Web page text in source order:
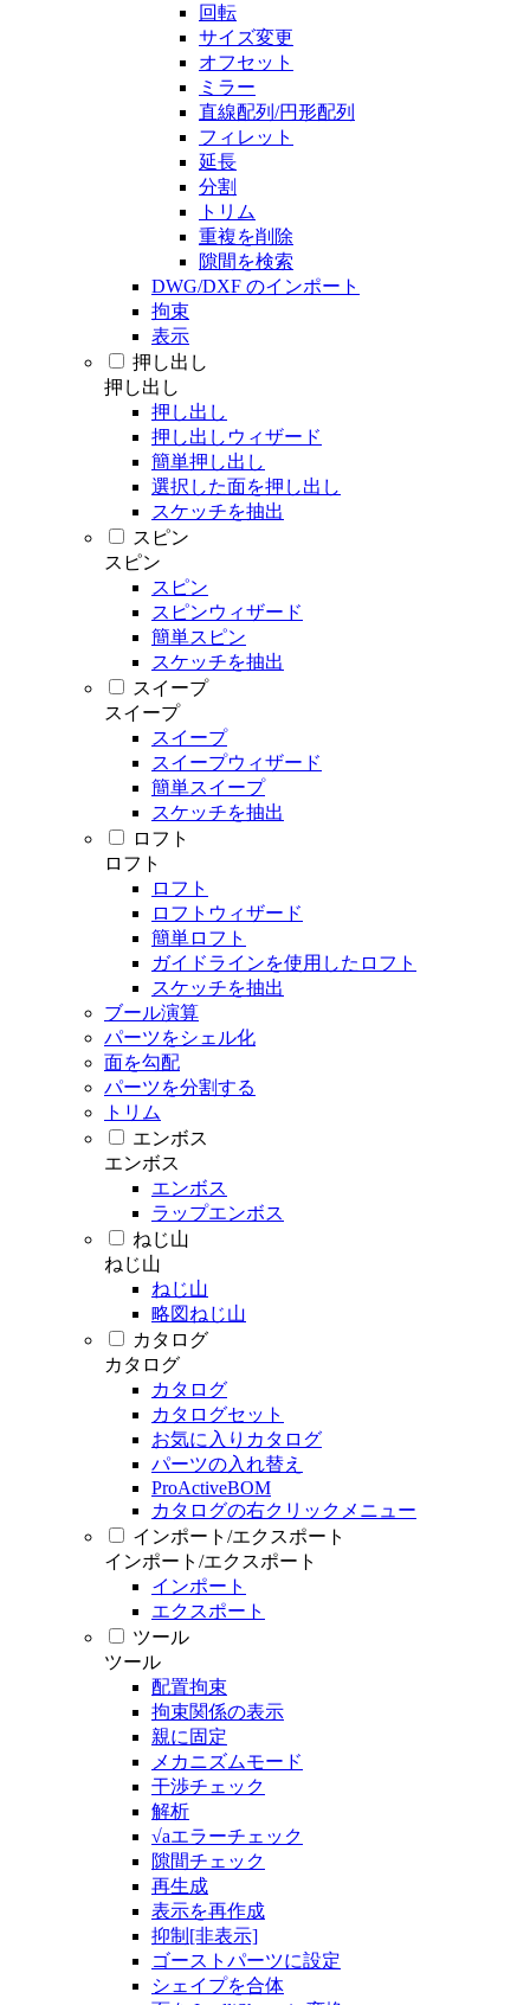
回転
サイズ変更
オフセット
ミラー
直線配列/円形配列
フィレット
延長
分割
トリム
重複を削除
隙間を検索
DWG/DXF のインポート
拘束
表示
押し出し
押し出し
押し出し
押し出しウィザード
簡単押し出し
選択した面を押し出し
スケッチを抽出
スピン
スピン
スピン
スピンウィザード
簡単スピン
スケッチを抽出
スイープ
スイープ
スイープ
スイープウィザード
簡単スイープ
スケッチを抽出
ロフト
ロフト
ロフト
ロフトウィザード
簡単ロフト
ガイドラインを使用したロフト
スケッチを抽出
ブール演算
パーツをシェル化
面を勾配
パーツを分割する
トリム
エンボス
エンボス
エンボス
ラップエンボス
ねじ山
ねじ山
ねじ山
略図ねじ山
カタログ
カタログ
カタログ
カタログセット
お気に入りカタログ
パーツの入れ替え
ProActiveBOM
カタログの右クリックメニュー
インポート/エクスポート
インポート/エクスポート
インポート
エクスポート
ツール
ツール
配置拘束
拘束関係の表示
親に固定
メカニズムモード
干渉チェック
解析
√aエラーチェック
隙間チェック
再生成
表示を再作成
抑制[非表示]
ゴーストパーツに設定
シェイプを合体